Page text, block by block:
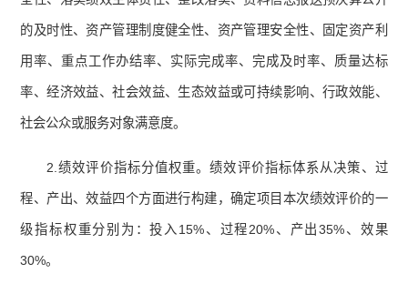
的及时性、资产管理制度健全性、资产管理安全性、固定资产利
用率、重点工作办结率、实际完成率、完成及时率、质量达标
率、经济效益、社会效益、生态效益或可持续影响、行政效能、
社会公众或服务对象满意度。
2.绩效评价指标分值权重。绩效评价指标体系从决策、过
程、产出、效益四个方面进行构建，确定项目本次绩效评价的一
级指标权重分别为：投入15%、过程20%、产出35%、效果
30%。